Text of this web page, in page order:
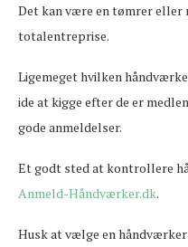
Det kan være en tømrer eller
totalentreprise.
​Ligemeget hvilken
ide at kigge efter de er
gode anmeldelser.
Et godt sted at kontrollere
Anmeld-Håndværker.dk.
Husk at vælge en håndværker